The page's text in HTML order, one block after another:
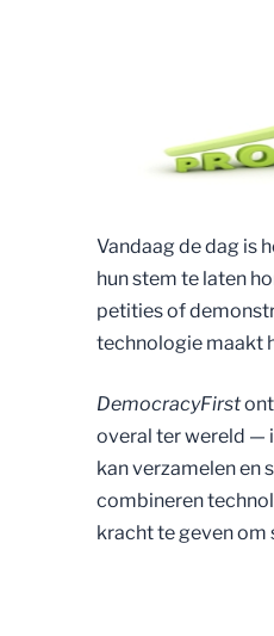
Vandaag de dag is
hun stem te laten
petities of
technologie maakt
DemocracyFirst
overal ter wereld —
kan verzamelen en
combineren
kracht te geven om